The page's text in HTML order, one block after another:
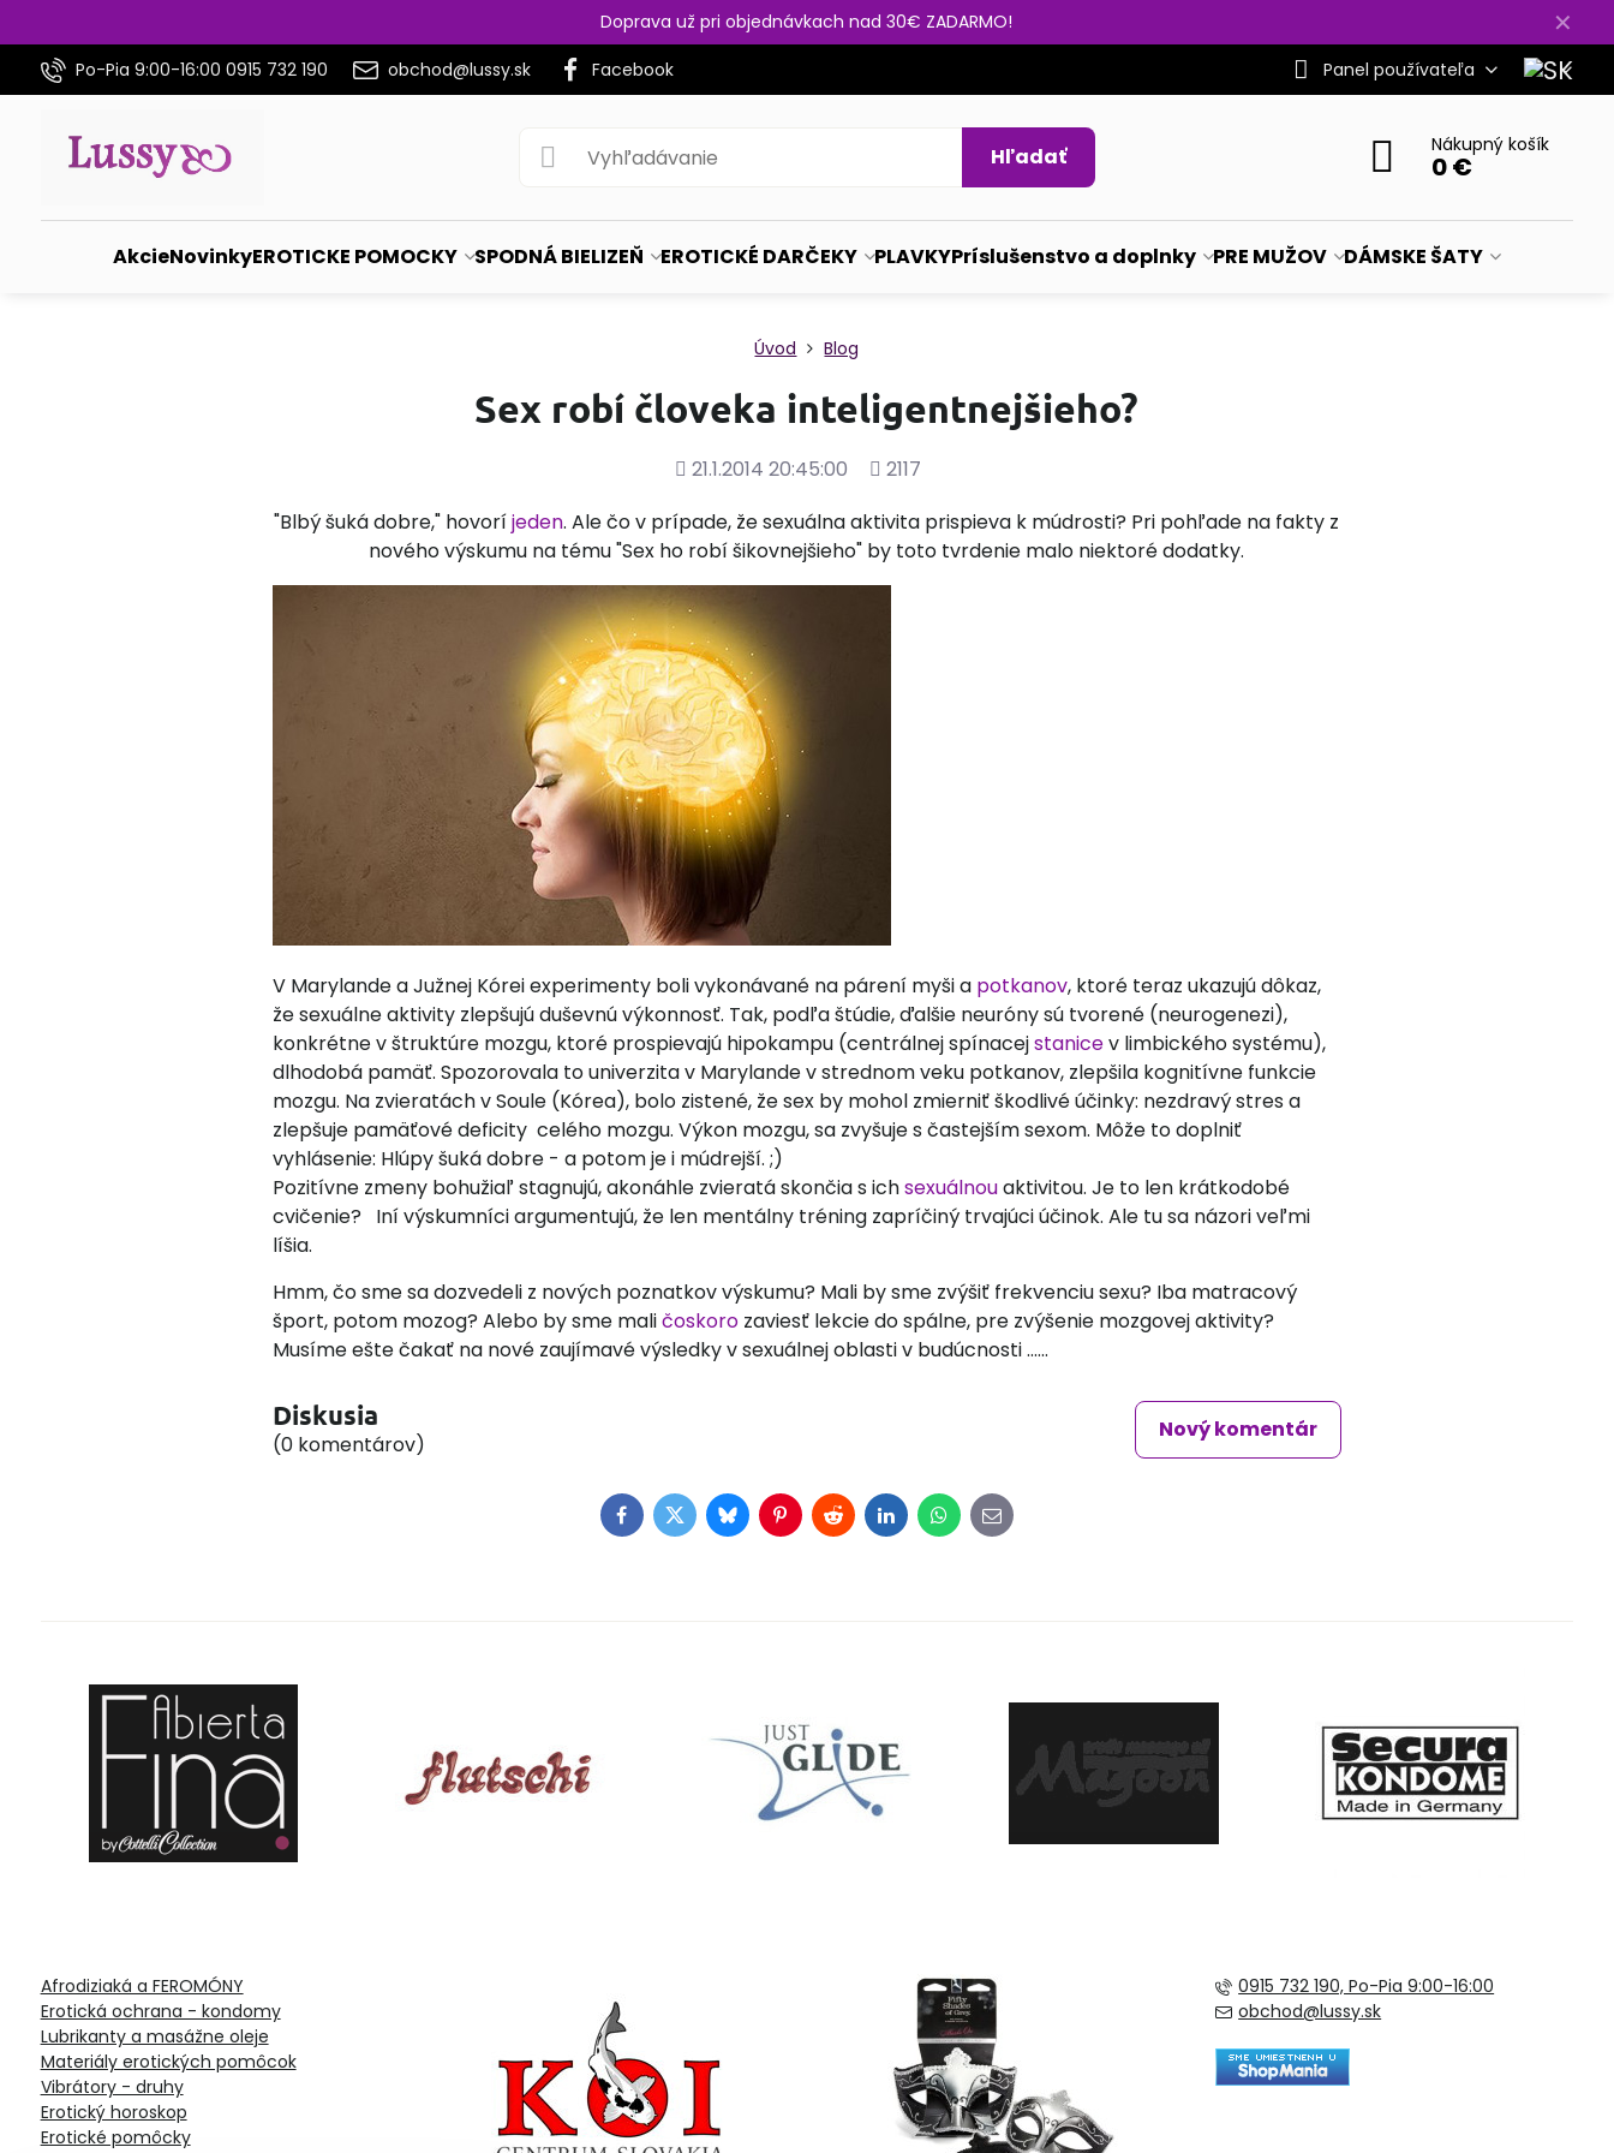
✕
Doprava už pri objednávkach nad 30€ ZADARMO!
Po-Pia 9:00-16:00 0915 732 190
obchod@lussy.sk Facebook Panel používateľa
Hľadať Nákupný košík
0 €
AkcieNovinkyEROTICKE POMOCKY SPODNÁ BIELIZEŇ EROTICKÉ DARČEKY PLAVKYPríslušenstvo a doplnky PRE MUŽOV DÁMSKE ŠATY
Úvod Blog
Sex robí človeka inteligentnejšieho?
Pridané
21.1.2014 20:45:00
Počet
2117
"Blbý šuká dobre," hovoríjeden. Ale čo v prípade, že sexuálna aktivita prispieva k múdrosti? Pri pohľade na fakty z
nového výskumu na tému "Sex ho robí šikovnejšieho" by toto tvrdenie malo niektoré dodatky.
V Marylande a Južnej Kórei experimenty boli vykonávané na párení myši a potkanov, ktoré teraz ukazujú dôkaz,
že sexuálne aktivity zlepšujú duševnú výkonnosť. Tak, podľa štúdie, ďalšie neuróny sú tvorené (neurogenezi),
konkrétne v štruktúre mozgu, ktoré prospievajú hipokampu (centrálnej spínacejstanicev limbického systému),
dlhodobá pamäť. Spozorovala to univerzita v Marylande v strednom veku potkanov, zlepšila kognitívne funkcie
mozgu. Na zvieratách v Soule (Kórea), bolo zistené, že sex by mohol zmierniť škodlivé účinky: nezdravý stres a
zlepšuje pamäťové deficity celého mozgu. Výkon mozgu, sa zvyšuje s častejším sexom. Môže to doplniť
vyhlásenie: Hlúpy šuká dobre - a potom je i múdrejší. ;)
Pozitívne zmeny bohužiaľ stagnujú, akonáhle zvieratá skončia s ichsexuálnouaktivitou. Je to len krátkodobé
cvičenie? Iní výskumníci argumentujú, že len mentálny tréning zapríčiný trvajúci účinok. Ale tu sa názori veľmi
líšia.
Hmm, čo sme sa dozvedeli z nových poznatkov výskumu? Mali by sme zvýšiť frekvenciu sexu? Iba matracový
šport, potom mozog? Alebo by sme maličoskorozaviesť lekcie do spálne, pre zvýšenie mozgovej aktivity?
Musíme ešte čakať na nové zaujímavé výsledky v sexuálnej oblasti v budúcnosti ......
Diskusia
(0 komentárov)
Nový komentár
Facebook
TwitterBlueskyPinterest
RedditLinkedInWhatsApp
E-
mail
Afrodiziaká a FEROMÓNY
Erotická ochrana - kondomy
Lubrikanty a masážne oleje
Materiály erotických pomôcok
Vibrátory - druhy
Erotický horoskop
Erotické pomôcky
0915 732 190, Po-Pia 9:00-16:00
obchod@lussy.sk